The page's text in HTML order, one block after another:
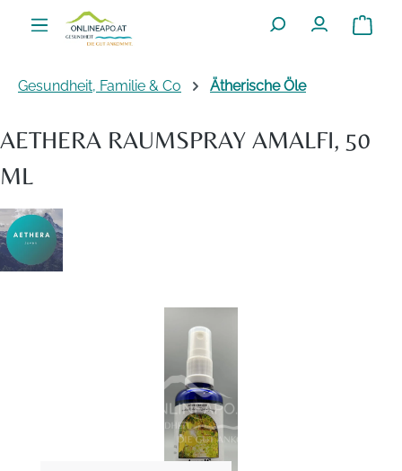
Zum Hauptinhalt springen
Gesundheit, Familie & Co Ätherische Öle
AETHERA RAUMSPRAY AMALFI, 50
ML